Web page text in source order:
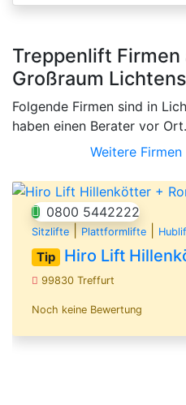
Treppenlift Firmen
Großraum
Folgende Firmen sind in
haben einen Berater vor Ort.
Weitere
0800 5442222
Sitzlifte Plattformlifte
Tip Hiro Lift
99830 Treffurt
Noch keine Bewertung